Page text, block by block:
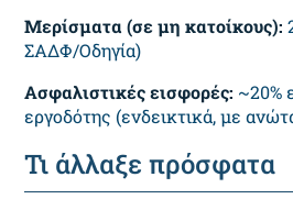
Μερίσματα (σε μη κατοίκους):
ΣΑΔΦ/Οδηγία)
Ασφαλιστικές εισφορές: ~20%
εργοδότης (ενδεικτικά, με
Τι άλλαξε πρόσφατα